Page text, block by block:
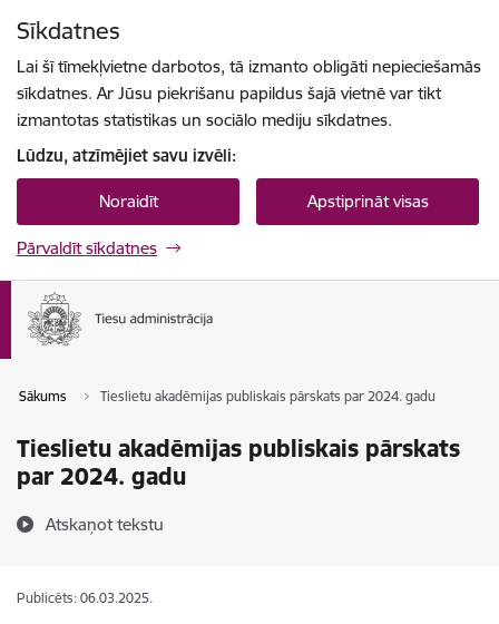
Sīkdatnes
Lai šī tīmekļvietne darbotos, tā izmanto obligāti nepieciešamās
sīkdatnes. Ar Jūsu piekrišanu papildus šajā vietnē var tikt
izmantotas statistikas un sociālo mediju sīkdatnes.
Lūdzu, atzīmējiet savu izvēli:
Noraidīt Apstiprināt visas
Pārvaldīt sīkdatnes
Sākums Tieslietu akadēmijas publiskais pārskats par 2024. gadu
Tieslietu akadēmijas publiskais pārskats
par 2024. gadu
Atskaņot tekstu
Publicēts: 06.03.2025.